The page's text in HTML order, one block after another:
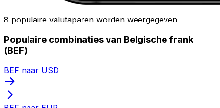
8 populaire valutaparen worden weergegeven
Populaire combinaties van Belgische frank
(BEF)
BEF naar USD